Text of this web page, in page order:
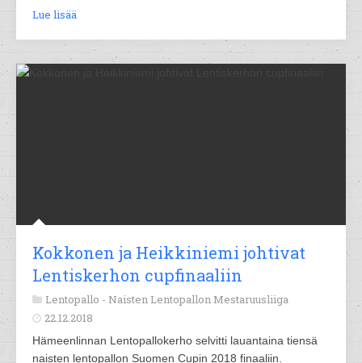
Lue lisää
Kokkonen ja Heikkiniemi johtivat
Lentiskerhon cupfinaaliin
Lentopallo - Naisten Lentopallon Mestaruusliiga
22.12.2018
Hämeenlinnan Lentopallokerho selvitti lauantaina tiensä
naisten lentopallon Suomen Cupin 2018 finaaliin.